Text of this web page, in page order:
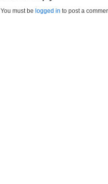
You must be logged in to post a